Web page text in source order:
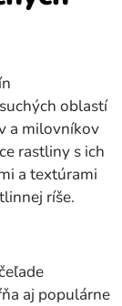
oblastí
a milovníkov
rastliny s ich
a textúrami
ríše.
aj populárne